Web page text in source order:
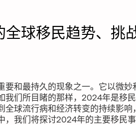
全球移民趋势、挑
要和最持久的现象之一。它以微妙
我们所目睹的那样，2024年是移
全球流行病和经济转变的持续影响
，我们将探讨2024年的主要移民